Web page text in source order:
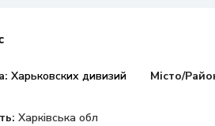
Харьковских дивизий Місто/
Харківська обл